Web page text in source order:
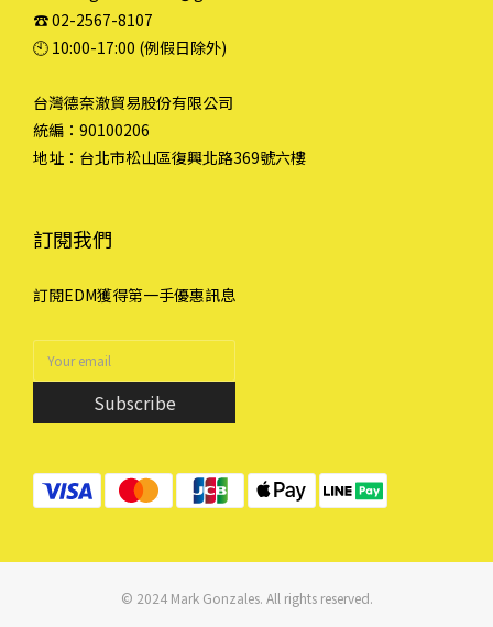
☎︎ 02-2567-8107
🕙︎ 10:00-17:00 (例假日除外)
台灣德奈澈貿易股份有限公司
統編：90100206
地址：台北市松山區復興北路369號六樓
訂閱我們
訂閱EDM獲得第一手優惠訊息
Subscribe
© 2024 Mark Gonzales. All rights reserved.